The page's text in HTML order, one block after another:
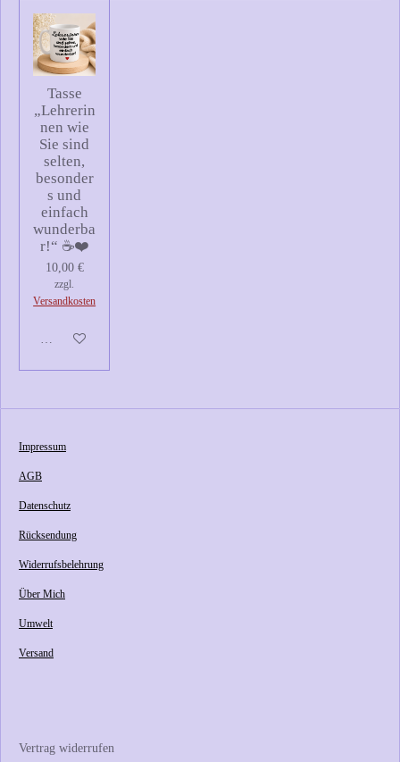
Tasse
„Lehrerin
nen wie
Sie sind
selten,
besonder
s und
einfach
wunderba
r!“ ☕❤️
10,00 €
zzgl.
Versandkosten
Details anzeigen
Impressum
AGB
Datenschutz
Rücksendung
Widerrufsbelehrung
Über Mich
Umwelt
Versand
Vertrag widerrufen